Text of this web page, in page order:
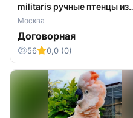
militaris ручные птенцы из
питомника
Москва
Договорная
56 0,0 (0)